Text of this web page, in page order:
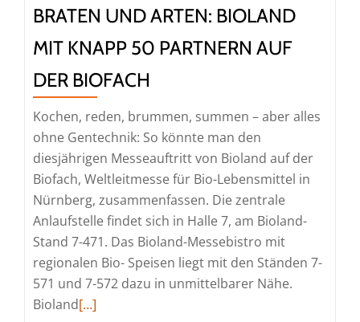
BRATEN UND ARTEN: BIOLAND
MIT KNAPP 50 PARTNERN AUF
DER BIOFACH
Kochen, reden, brummen, summen – aber alles
ohne Gentechnik: So könnte man den
diesjährigen Messeauftritt von Bioland auf der
Biofach, Weltleitmesse für Bio-Lebensmittel in
Nürnberg, zusammenfassen. Die zentrale
Anlaufstelle findet sich in Halle 7, am Bioland-
Stand 7-471. Das Bioland-Messebistro mit
regionalen Bio- Speisen liegt mit den Ständen 7-
571 und 7-572 dazu in unmittelbarer Nähe.
BiolandRead
[…]